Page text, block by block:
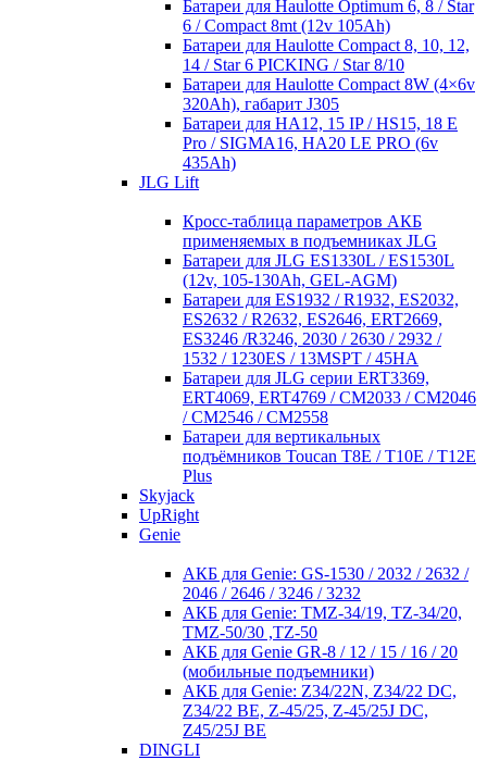
Батареи для Haulotte Optimum 6, 8 / Star
6 / Compact 8mt (12v 105Ah)
Батареи для Haulotte Compact 8, 10, 12,
14 / Star 6 PICKING / Star 8/10
Батареи для Haulotte Compact 8W (4×6v
320Ah), габарит J305
Батареи для HA12, 15 IP / HS15, 18 E
Pro / SIGMA16, HA20 LE PRO (6v
435Ah)
JLG Lift
Кросc-таблица параметров АКБ
применяемых в подъемниках JLG
Батареи для JLG ES1330L / ES1530L
(12v, 105-130Ah, GEL-AGM)
Батареи для ES1932 / R1932, ES2032,
ES2632 / R2632, ES2646, ERT2669,
ES3246 /R3246, 2030 / 2630 / 2932 /
1532 / 1230ES / 13MSPT / 45HA
Батареи для JLG серии ERT3369,
ERT4069, ERT4769 / CM2033 / CM2046
/ CM2546 / CM2558
Батареи для вертикальных
подъёмников Toucan T8E / T10E / T12E
Plus
Skyjack
UpRight
Genie
АКБ для Genie: GS-1530 / 2032 / 2632 /
2046 / 2646 / 3246 / 3232
АКБ для Genie: TMZ-34/19, TZ-34/20,
TMZ-50/30 ,TZ-50
АКБ для Genie GR-8 / 12 / 15 / 16 / 20
(мобильные подъемники)
АКБ для Genie: Z34/22N, Z34/22 DC,
Z34/22 BE, Z-45/25, Z-45/25J DC,
Z45/25J BE
DINGLI